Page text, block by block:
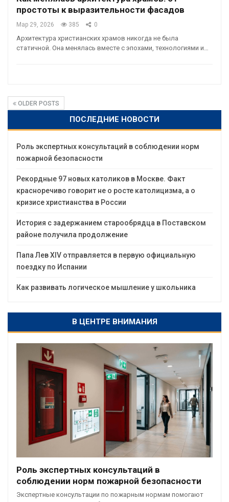
простоты к выразительности фасадов
Мар 29, 2026 385 0
Архитектура христианских храмов никогда не была
статичной. Она менялась вместе с эпохами, технологиями и…
OLDER POSTS
ПОСЛЕДНИЕ НОВОСТИ
Роль экспертных консультаций в соблюдении норм
пожарной безопасности
Рекордные 97 новых католиков в Москве. Факт
красноречиво говорит не о росте католицизма, а о
кризисе христианства в России
История с задержанием старообрядца в Поставском
районе получила продолжение
Папа Лев XIV отправляется в первую официальную
поездку по Испании
Как развивать логическое мышление у школьника
В ЦЕНТРЕ ВНИМАНИЯ
Роль экспертных консультаций в
соблюдении норм пожарной безопасности
Экспертные консультации по пожарным нормам помогают